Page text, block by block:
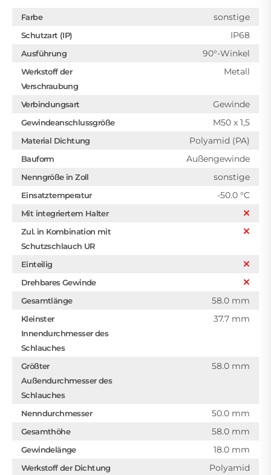
Farbe sonstige
Schutzart (IP) IP68
Ausführung 90°-Winkel
Werkstoff der
Verschraubung
Metall
Verbindungsart Gewinde
Gewindeanschlussgröße M50 x 1,5
Material Dichtung Polyamid (PA)
Bauform Außengewinde
Nenngröße in Zoll sonstige
Einsatztemperatur -50.0 °C
Mit integriertem Halter
Zul. in Kombination mit
Schutzschlauch UR
Einteilig
Drehbares Gewinde
Gesamtlänge
58.0 mm
Kleinster
Innendurchmesser des
Schlauches
37.7 mm
Größter
Außendurchmesser des
Schlauches
58.0 mm
Nenndurchmesser 50.0 mm
Gesamthöhe 58.0 mm
Gewindelänge 18.0 mm
Werkstoff der Dichtung Polyamid